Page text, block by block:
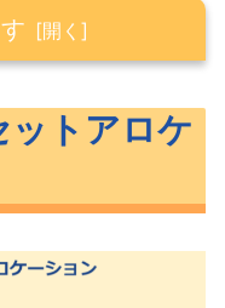
オ公開
オ公開
ォリオ公開
オ公開
トアロケ